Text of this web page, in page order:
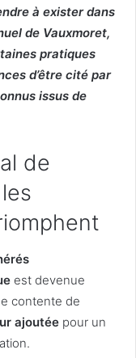
à exister dans
de Vauxmoret,
pratiques
d’être cité par
issus de
de
est devenue
contente de
ajoutée pour un